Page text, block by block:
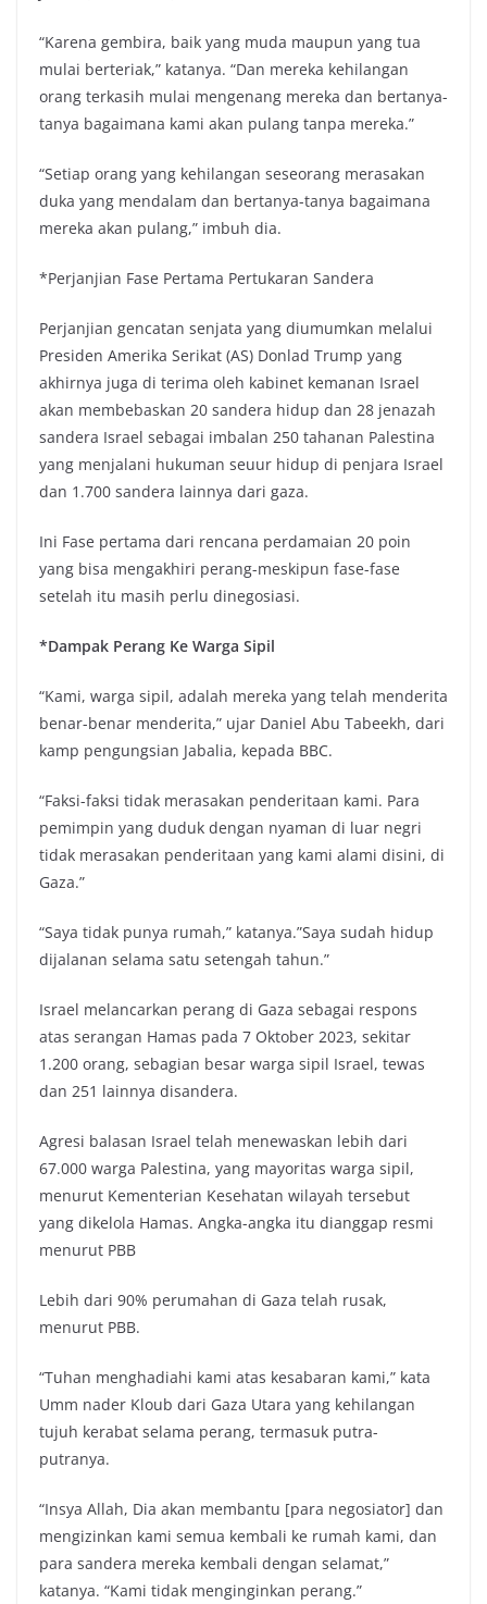
“Karena gembira, baik yang muda maupun yang tua
mulai berteriak,” katanya. “Dan mereka kehilangan
orang terkasih mulai mengenang mereka dan bertanya-
tanya bagaimana kami akan pulang tanpa mereka.”
“Setiap orang yang kehilangan seseorang merasakan
duka yang mendalam dan bertanya-tanya bagaimana
mereka akan pulang,” imbuh dia.
*Perjanjian Fase Pertama Pertukaran Sandera
Perjanjian gencatan senjata yang diumumkan melalui
Presiden Amerika Serikat (AS) Donlad Trump yang
akhirnya juga di terima oleh kabinet kemanan Israel
akan membebaskan 20 sandera hidup dan 28 jenazah
sandera Israel sebagai imbalan 250 tahanan Palestina
yang menjalani hukuman seuur hidup di penjara Israel
dan 1.700 sandera lainnya dari gaza.
Ini Fase pertama dari rencana perdamaian 20 poin
yang bisa mengakhiri perang-meskipun fase-fase
setelah itu masih perlu dinegosiasi.
*Dampak Perang Ke Warga Sipil
“Kami, warga sipil, adalah mereka yang telah menderita
benar-benar menderita,” ujar Daniel Abu Tabeekh, dari
kamp pengungsian Jabalia, kepada BBC.
“Faksi-faksi tidak merasakan penderitaan kami. Para
pemimpin yang duduk dengan nyaman di luar negri
tidak merasakan penderitaan yang kami alami disini, di
Gaza.”
“Saya tidak punya rumah,” katanya.”Saya sudah hidup
dijalanan selama satu setengah tahun.”
Israel melancarkan perang di Gaza sebagai respons
atas serangan Hamas pada 7 Oktober 2023, sekitar
1.200 orang, sebagian besar warga sipil Israel, tewas
dan 251 lainnya disandera.
Agresi balasan Israel telah menewaskan lebih dari
67.000 warga Palestina, yang mayoritas warga sipil,
menurut Kementerian Kesehatan wilayah tersebut
yang dikelola Hamas. Angka-angka itu dianggap resmi
menurut PBB
Lebih dari 90% perumahan di Gaza telah rusak,
menurut PBB.
“Tuhan menghadiahi kami atas kesabaran kami,” kata
Umm nader Kloub dari Gaza Utara yang kehilangan
tujuh kerabat selama perang, termasuk putra-
putranya.
“Insya Allah, Dia akan membantu [para negosiator] dan
mengizinkan kami semua kembali ke rumah kami, dan
para sandera mereka kembali dengan selamat,”
katanya. “Kami tidak menginginkan perang.”